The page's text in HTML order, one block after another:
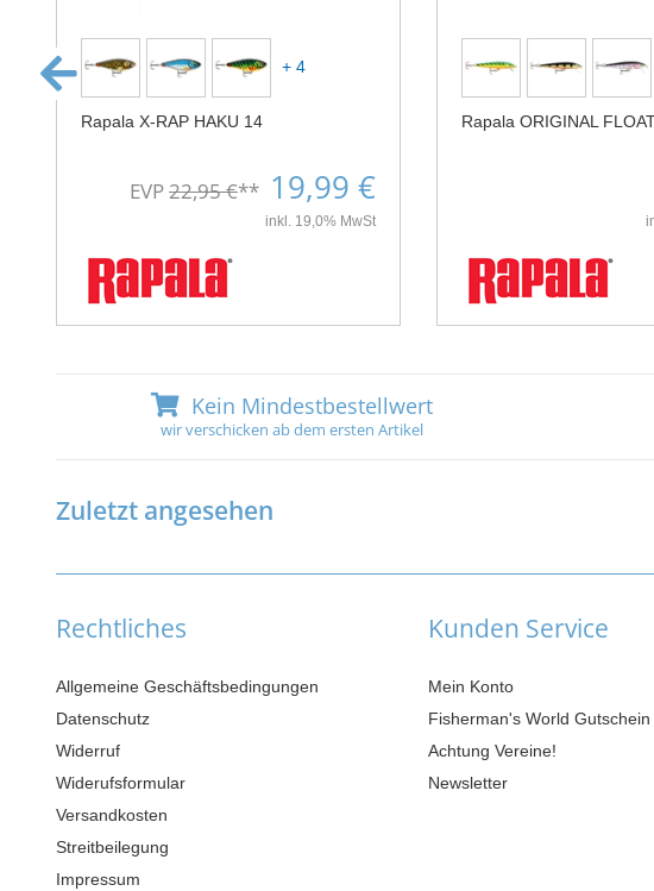
+ 4
Rapala X-RAP HAKU 14
EVP22,95 €** 19,99 €
inkl. 19,0% MwSt
Rapala ORIGINAL
Kein Mindestbestellwert
wir verschicken ab dem ersten Artikel
Zuletzt angesehen
Rechtliches
Allgemeine Geschäftsbedingungen
Datenschutz
Widerruf
Widerufsformular
Versandkosten
Streitbeilegung
Impressum
Kunden Service
Mein Konto
Fisherman's World Gutschein
Achtung Vereine!
Newsletter